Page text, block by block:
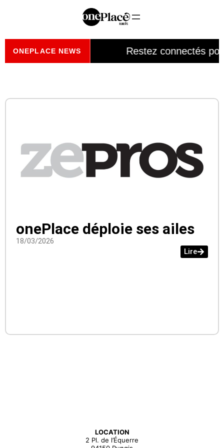
ONEPLACE NEWS
◆ Restez connectés
onePlace déploie ses ailes
18/03/2026
Lire
LOCATION
2 Pl. de l’Équerre